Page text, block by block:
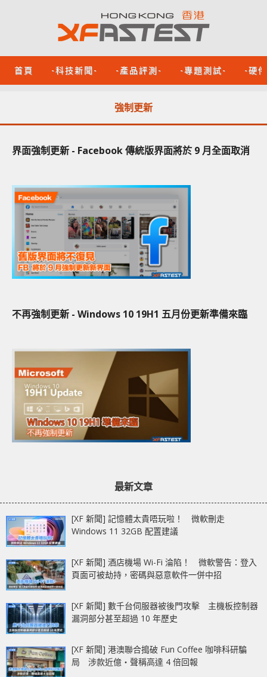
首頁 -科技新聞- -產品評測- -專題測試- -硬
強制更新
界面強制更新 - Facebook 傳統版界面將於 9 月全面取消
不再強制更新 - Windows 10 19H1 五月份更新準備來臨
最新文章
[XF 新聞] 記憶體太貴唔玩啦！ 微軟刪走
Windows 11 32GB 配置建議
[XF 新聞] 酒店機場 Wi-Fi 淪陷！ 微軟警告：登入
頁面可被劫持，密碼與惡意軟件一併中招
[XF 新聞] 數千台伺服器被後門攻擊 主機板控制器
漏洞部分甚至超過 10 年歷史
[XF 新聞] 港澳聯合搗破 Fun Coffee 咖啡科研騙
局 涉款近億‧聲稱高達 4 倍回報